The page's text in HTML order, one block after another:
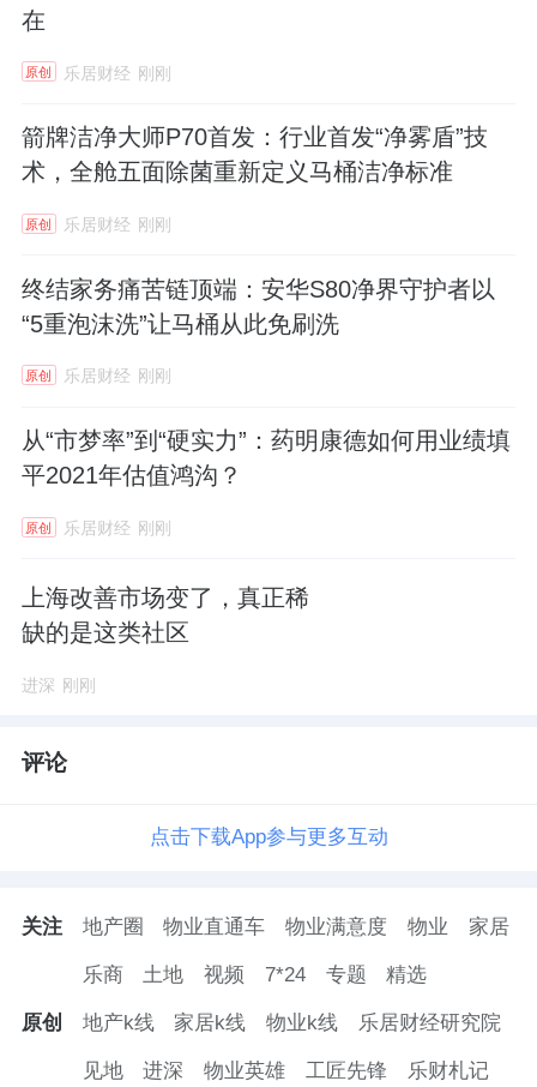
在
原创 乐居财经 刚刚
箭牌洁净大师P70首发：行业首发“净雾盾”技
术，全舱五面除菌重新定义马桶洁净标准
原创 乐居财经 刚刚
终结家务痛苦链顶端：安华S80净界守护者以
“5重泡沫洗”让马桶从此免刷洗
原创 乐居财经 刚刚
从“市梦率”到“硬实力”：药明康德如何用业绩填
平2021年估值鸿沟？
原创 乐居财经 刚刚
上海改善市场变了，真正稀
缺的是这类社区
进深 刚刚
评论
点击下载App参与更多互动
关注 地产圈 物业直通车 物业满意度 物业 家居
乐商 土地 视频 7*24 专题 精选
原创 地产k线 家居k线 物业k线 乐居财经研究院
见地 进深 物业英雄 工匠先锋 乐财札记